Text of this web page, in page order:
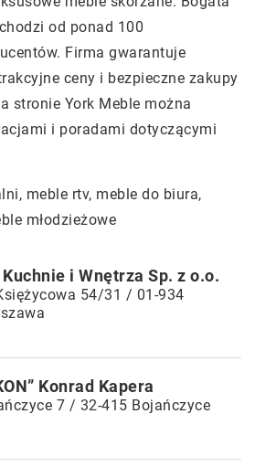
od ponad 100
Firma gwarantuje
ceny i bezpieczne zakupy
stronie York Meble można
i poradami dotyczącymi
meble rtv, meble do biura,
młodzieżowe
Kuchnie i Wnętrza Sp. z o.o.
54/31 / 01-934
Konrad Kapera
7 / 32-415 Bojańczyce